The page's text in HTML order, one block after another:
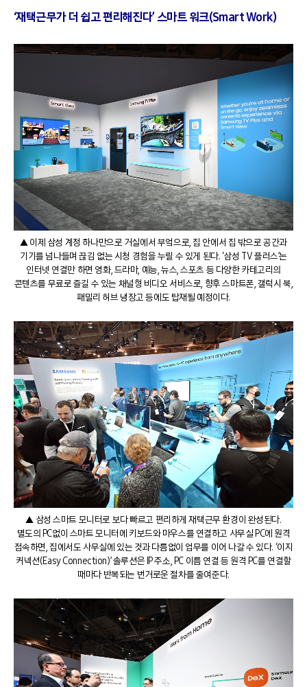
‘재택근무가 더 쉽고 편리해진다’ 스마트 워크(Smart Work)
▲ 이제 삼성 계정 하나만으로 거실에서 부엌으로, 집 안에서 집 밖으로 공간과
기기를 넘나들며 끊김 없는 시청 경험을 누릴 수 있게 된다. ‘삼성 TV 플러스’는
인터넷 연결만 하면 영화, 드라마, 예능, 뉴스, 스포츠 등 다양한 카테고리의
콘텐츠를 무료로 즐길 수 있는 채널형 비디오 서비스로, 향후 스마트폰, 갤럭시 북,
패밀리 허브 냉장고 등에도 탑재될 예정이다.
▲ 삼성 스마트 모니터로 보다 빠르고 편리하게 재택근무 환경이 완성된다.
별도의 PC없이 스마트 모니터에 키보드와 마우스를 연결하고 사무실 PC에 원격
접속하면, 집에서도 사무실에 있는 것과 다름없이 업무를 이어 나갈 수 있다. ‘이지
커넥션(Easy Connection)’ 솔루션은 IP 주소, PC 이름 연결 등 원격 PC를 연결할
때마다 반복되는 번거로운 절차를 줄여준다.